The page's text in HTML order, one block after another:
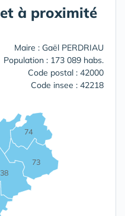
et à proximité
Maire : Gaël PERDRIAU
Population : 173 089 habs.
Code postal : 42000
Code insee : 42218
38
73
74